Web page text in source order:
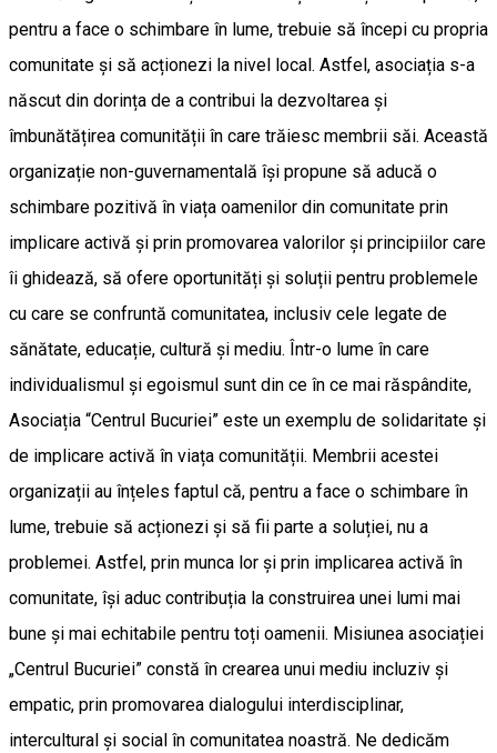
pentru a face o schimbare în lume, trebuie să începi cu propria
comunitate și să acționezi la nivel local. Astfel, asociația s-a
născut din dorința de a contribui la dezvoltarea și
îmbunătățirea comunității în care trăiesc membrii săi. Această
organizație non-guvernamentală își propune să aducă o
schimbare pozitivă în viața oamenilor din comunitate prin
implicare activă și prin promovarea valorilor și principiilor care
îi ghidează, să ofere oportunități și soluții pentru problemele
cu care se confruntă comunitatea, inclusiv cele legate de
sănătate, educație, cultură și mediu. Într-o lume în care
individualismul și egoismul sunt din ce în ce mai răspândite,
Asociația “Centrul Bucuriei” este un exemplu de solidaritate și
de implicare activă în viața comunității. Membrii acestei
organizații au înțeles faptul că, pentru a face o schimbare în
lume, trebuie să acționezi și să fii parte a soluției, nu a
problemei. Astfel, prin munca lor și prin implicarea activă în
comunitate, își aduc contribuția la construirea unei lumi mai
bune și mai echitabile pentru toți oamenii. Misiunea asociației
„Centrul Bucuriei” constă în crearea unui mediu incluziv și
empatic, prin promovarea dialogului interdisciplinar,
intercultural și social în comunitatea noastră. Ne dedicăm